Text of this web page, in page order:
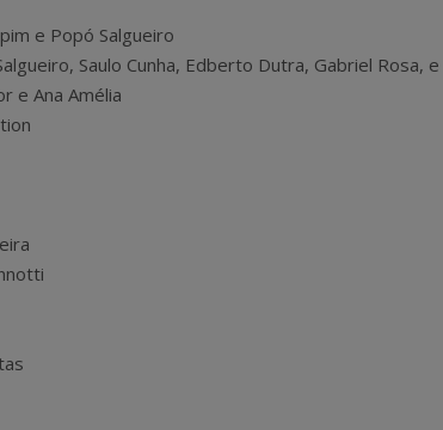
e Popó Salgueiro
Saulo Cunha, Edberto Dutra, Gabriel Rosa,
e Ana Amélia